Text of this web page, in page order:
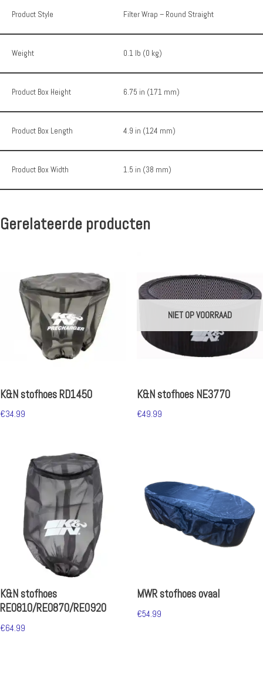
Product Style Filter Wrap – Round Straight
Weight 0.1 lb (0 kg)
Product Box Height 6.75 in (171 mm)
Product Box Length 4.9 in (124 mm)
Product Box Width 1.5 in (38 mm)
Gerelateerde producten
K&N stofhoes RD1450
€34.99
NIET OP VOORRAAD
K&N stofhoes NE3770
€49.99
K&N stofhoes
RE0810/RE0870/RE0920
€64.99
MWR stofhoes ovaal
€54.99